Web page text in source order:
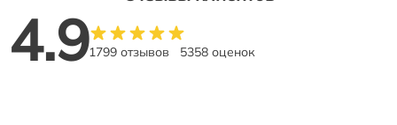
4.91799 отзывов 5358 оценок